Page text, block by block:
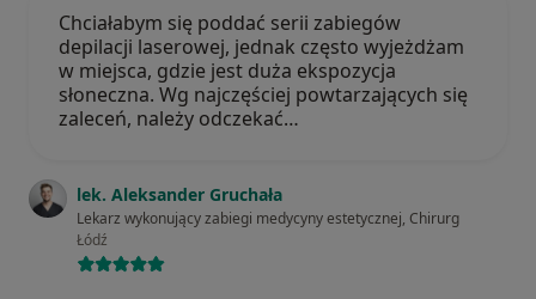
Chciałabym się poddać serii zabiegów
depilacji laserowej, jednak często wyjeżdżam
w miejsca, gdzie jest duża ekspozycja
słoneczna. Wg najczęściej powtarzających się
zaleceń, należy odczekać…
lek. Aleksander Gruchała
Lekarz wykonujący zabiegi medycyny estetycznej, Chirurg
Łódź